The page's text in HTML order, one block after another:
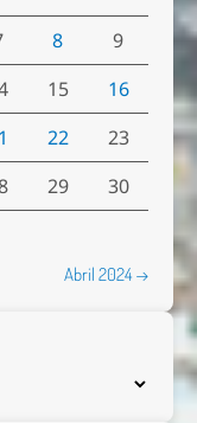
8
9
15
16
22
23
29
30
Abril 2024 →